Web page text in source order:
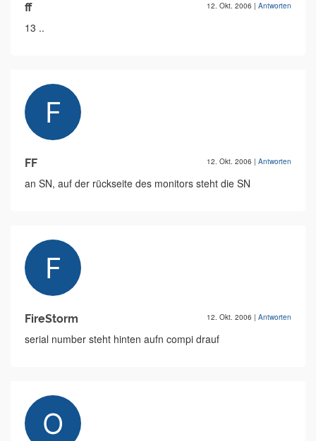
ff 12. Okt. 2006 | Antworten
13 ..
FF 12. Okt. 2006 | Antworten
an SN, auf der rückseite des monitors steht die SN
FireStorm 12. Okt. 2006 | Antworten
serial number steht hinten aufn compi drauf